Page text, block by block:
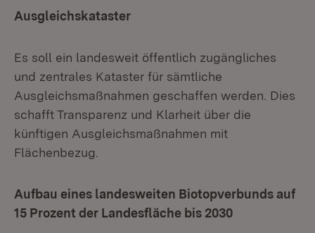
Ausgleichskataster
Es soll ein landesweit öffentlich zugängliches
und zentrales Kataster für sämtliche
Ausgleichsmaßnahmen geschaffen werden. Dies
schafft Transparenz und Klarheit über die
künftigen Ausgleichsmaßnahmen mit
Flächenbezug.
Aufbau eines landesweiten Biotopverbunds auf
15 Prozent der Landesfläche bis 2030